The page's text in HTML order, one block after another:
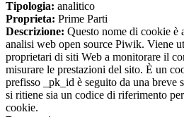
Tipologia: analitico
Proprieta: Prime Parti
Descrizione: Questo nome di cookie è
analisi web open source Piwik. Viene
proprietari di siti Web a monitorare il
misurare le prestazioni del sito. È un
prefisso _pk_id è seguito da una breve
si ritiene sia un codice di riferimento
cookie.